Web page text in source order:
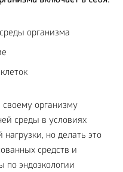
организма
организму
среды в условиях
но делать это
средств и
по эндоэкологии